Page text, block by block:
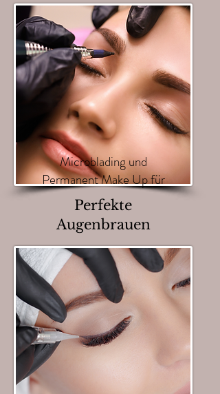
Microblading und
Permanent Make Up für
Perfekte
Augenbrauen